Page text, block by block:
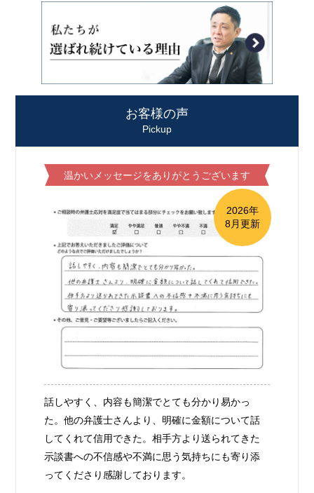
お客様の声
Pickup
温かいメッセージをありがとうございます
2026年
8月更新
話しやすく、内容も簡潔でとても分かり易かっ
た。他の弁護士さんより、明確に金額について話
してくれて信用できた。相手方より送られてきた
示談書への不信感や不満に思う気持ちにも寄り添
ってくださり感謝しております。